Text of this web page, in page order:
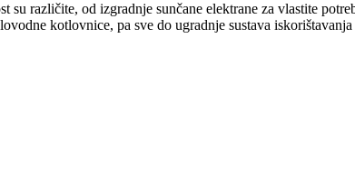
različite, od izgradnje sunčane elektrane za vlastite
kotlovnice, pa sve do ugradnje sustava